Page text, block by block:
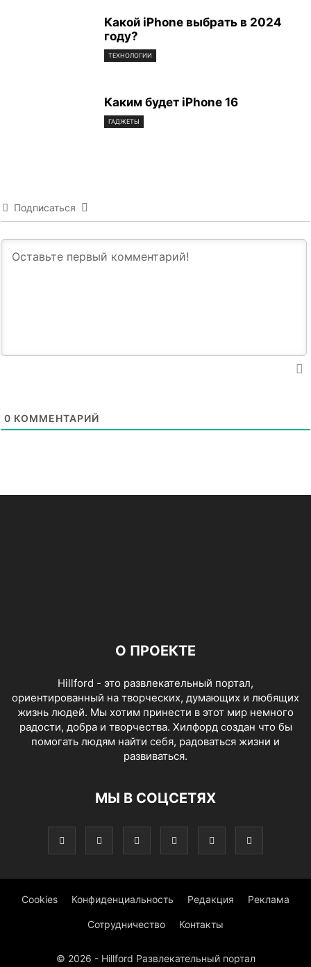
Какой iPhone выбрать в 2024
году?
ТЕХНОЛОГИИ
Каким будет iPhone 16
ГАДЖЕТЫ
Подписаться
0 КОММЕНТАРИЙ
О ПРОЕКТЕ
Hillford - это развлекательный портал,
ориентированный на творческих, думающих и любящих
жизнь людей. Мы хотим принести в этот мир немного
радости, добра и творчества. Хилфорд создан что бы
помогать людям найти себя, радоваться жизни и
развиваться.
МЫ В СОЦСЕТЯХ
Cookies Конфиденциальность Редакция Реклама
Сотрудничество Контакты
© 2026 - Hillford Развлекательный портал